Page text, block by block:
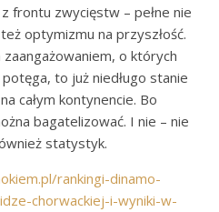
frontu zwycięstw – pełne nie
optymizmu na przyszłość.
o których
to już niedługo stanie
całym kontynencie. Bo
bagatelizować. I nie – nie
statystyk.
rankingi-dinamo-
chorwackiej-i-wyniki-w-